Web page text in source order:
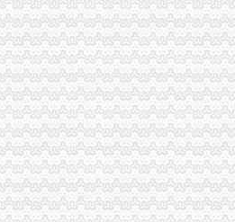
商登记_分公司_个体工商_代账报税_
众创企业服务有限公司招聘-汇博网
商贸有限公司新招聘信息-聘网
篇
款全资子公司注销后实收资
尔文化播有限公司新招聘信息-
项目开工_社会新闻_大众网
伙骗809万_新浪重庆新闻_新浪重
出证地址挂靠【今日推荐网-重庆工商/
文十篇